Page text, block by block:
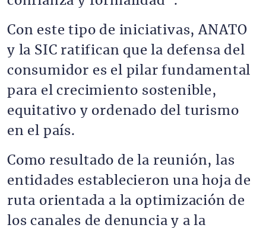
Con este tipo de iniciativas, ANATO
y la SIC ratifican que la defensa del
consumidor es el pilar fundamental
para el crecimiento sostenible,
equitativo y ordenado del turismo
en el país.
Como resultado de la reunión, las
entidades establecieron una hoja de
ruta orientada a la optimización de
los canales de denuncia y a la